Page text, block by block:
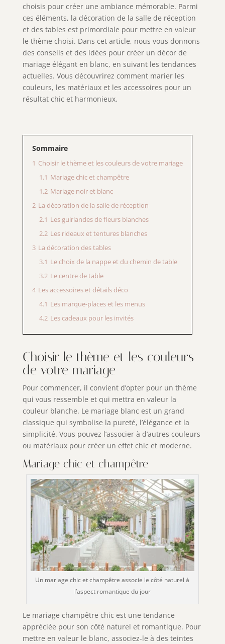
choisis pour créer une ambiance mémorable. Parmi
ces éléments, la décoration de la salle de réception
et des tables est primordiale pour mettre en valeur
le thème choisi. Dans cet article, nous vous donnons
des conseils et des idées pour créer un décor de
mariage élégant en blanc, en suivant les tendances
actuelles. Vous découvrirez comment marier les
couleurs, les matériaux et les accessoires pour un
résultat chic et harmonieux.
Sommaire
1 Choisir le thème et les couleurs de votre mariage
1.1 Mariage chic et champêtre
1.2 Mariage noir et blanc
2 La décoration de la salle de réception
2.1 Les guirlandes de fleurs blanches
2.2 Les rideaux et tentures blanches
3 La décoration des tables
3.1 Le choix de la nappe et du chemin de table
3.2 Le centre de table
4 Les accessoires et détails déco
4.1 Les marque-places et les menus
4.2 Les cadeaux pour les invités
Choisir le thème et les couleurs
de votre mariage
Pour commencer, il convient d’opter pour un thème
qui vous ressemble et qui mettra en valeur la
couleur blanche. Le mariage blanc est un grand
classique qui symbolise la pureté, l’élégance et la
simplicité. Vous pouvez l’associer à d’autres couleurs
ou matériaux pour créer un effet chic et moderne.
Mariage chic et champêtre
Un mariage chic et champêtre associe le côté naturel à
l’aspect romantique du jour
Le mariage champêtre chic est une tendance
appréciée pour son côté naturel et romantique. Pour
mettre en valeur le blanc, associez-le à des teintes